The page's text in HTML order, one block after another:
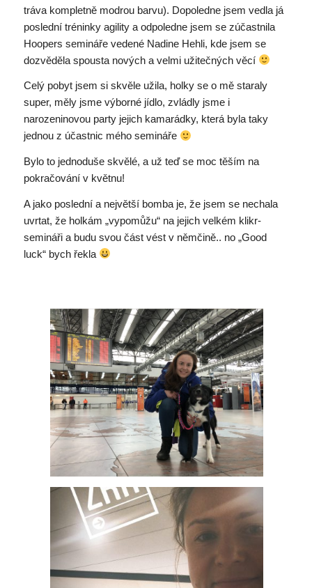
tráva kompletně modrou barvu). Dopoledne jsem vedla já
poslední tréninky agility a odpoledne jsem se zúčastnila
Hoopers semináře vedené Nadine Hehli, kde jsem se
dozvěděla spousta nových a velmi užitečných věcí
Celý pobyt jsem si skvěle užila, holky se o mě staraly
super, měly jsme výborné jídlo, zvládly jsme i
narozeninovou party jejich kamarádky, která byla taky
jednou z účastnic mého semináře
Bylo to jednoduše skvělé, a už teď se moc těším na
pokračování v květnu!
A jako poslední a největší bomba je, že jsem se nechala
uvrtat, že holkám „vypomůžu“ na jejich velkém klikr-
semináři a budu svou část vést v němčině.. no „Good
luck“ bych řekla